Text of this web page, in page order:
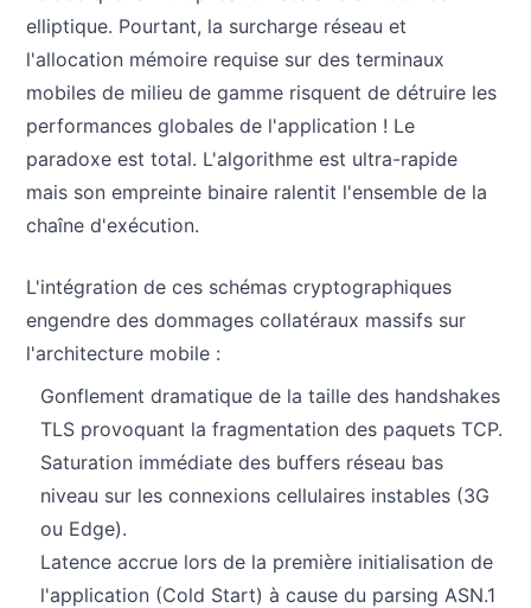
elliptique. Pourtant, la surcharge réseau et
l'allocation mémoire requise sur des terminaux
mobiles de milieu de gamme risquent de détruire les
performances globales de l'application ! Le
paradoxe est total. L'algorithme est ultra-rapide
mais son empreinte binaire ralentit l'ensemble de la
chaîne d'exécution.
L'intégration de ces schémas cryptographiques
engendre des dommages collatéraux massifs sur
l'architecture mobile :
Gonflement dramatique de la taille des handshakes
TLS provoquant la fragmentation des paquets TCP.
Saturation immédiate des buffers réseau bas
niveau sur les connexions cellulaires instables (3G
ou Edge).
Latence accrue lors de la première initialisation de
l'application (Cold Start) à cause du parsing ASN.1